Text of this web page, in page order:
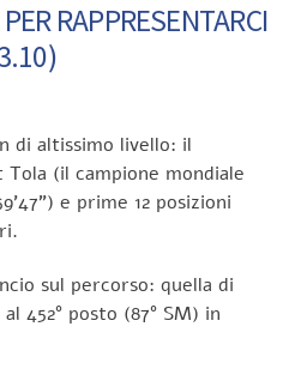
RAPPRESENTARCI
di altissimo livello: il
(il campione mondiale
e prime 12 posizioni
sul percorso: quella di
452° posto (87° SM) in